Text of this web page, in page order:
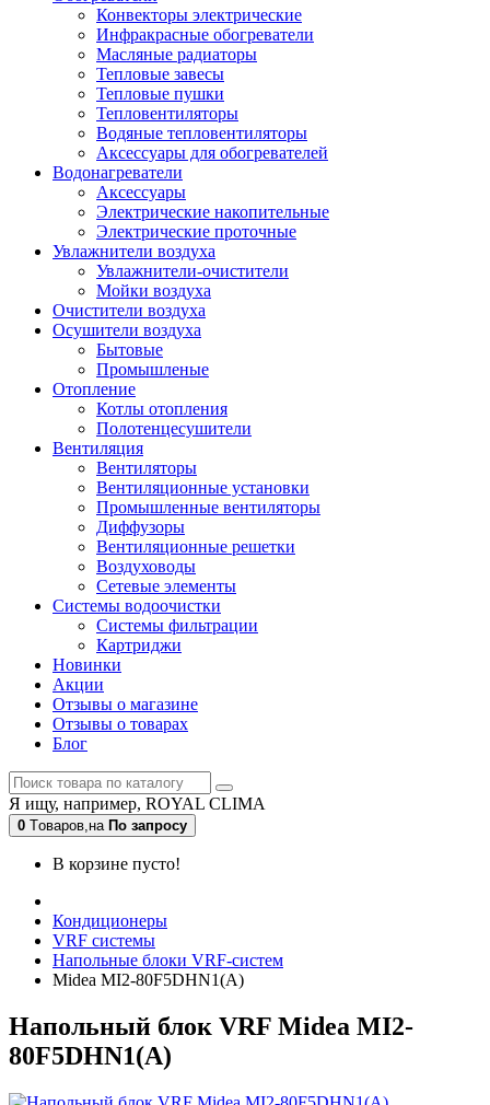
Конвекторы электрические
Инфракрасные обогреватели
Масляные радиаторы
Тепловые завесы
Тепловые пушки
Тепловентиляторы
Водяные тепловентиляторы
Аксессуары для обогревателей
Водонагреватели
Аксессуары
Электрические накопительные
Электрические проточные
Увлажнители воздуха
Увлажнители-очистители
Мойки воздуха
Очистители воздуха
Осушители воздуха
Бытовые
Промышленые
Отопление
Котлы отопления
Полотенцесушители
Вентиляция
Вентиляторы
Вентиляционные установки
Промышленные вентиляторы
Диффузоры
Вентиляционные решетки
Воздуховоды
Сетевые элементы
Системы водоочистки
Системы фильтрации
Картриджи
Новинки
Акции
Отзывы о магазине
Отзывы о товарах
Блог
Я ищу, например, ROYAL CLIMA
0 Tоваров,на По запросу
В корзине пусто!
Кондиционеры
VRF системы
Напольные блоки VRF-систем
Midea MI2-80F5DHN1(A)
Напольный блок VRF Midea MI2-
80F5DHN1(A)